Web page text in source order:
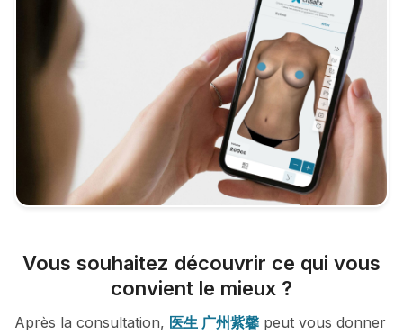
Vous souhaitez découvrir ce qui vous
convient le mieux ?
Après la consultation, 医生 广州紫馨 peut vous donner